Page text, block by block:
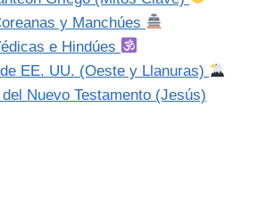
y Manchúes
e Hindúes
EE. UU. (Oeste y Llanuras)
Nuevo Testamento (Jesús)